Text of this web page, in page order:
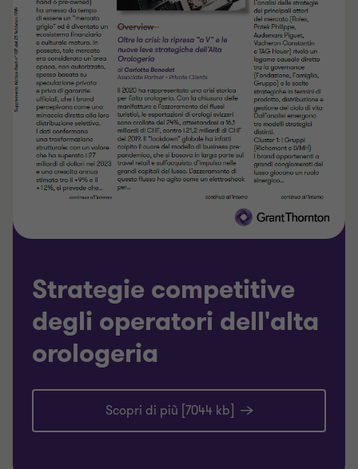
Strategie competitive
degli operatori dell'alta
orologeria
Scopri di più [7044 kb]